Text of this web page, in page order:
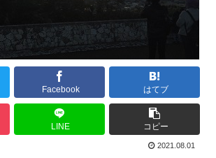
Facebook はてブ
LINE コピー
2021.08.01